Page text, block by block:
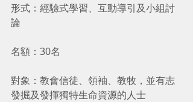
形式：經驗式學習、互動導引及小組討
論
名額：30名
對象：教會信徒、領袖、教牧，並有志
發掘及發揮獨特生命資源的人士